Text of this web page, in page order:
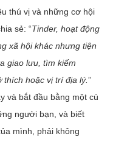
thú vị và những cơ hội
sẻ: “Tinder, hoạt động
xã hội khác nhưng tiện
giao lưu, tìm kiếm
hoặc vị trí địa lý.”
và bắt đầu bằng một cú
người bạn, và biết
mình, phải không